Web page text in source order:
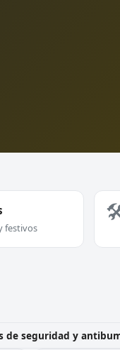
festivos
de seguridad y